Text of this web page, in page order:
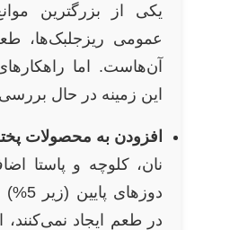
یکی از بزرگترین
عمومی ریزجلبک‌ها،
آن‌هاست. اما
این زمینه در حال
افزودن به محصولات
نان، کلوچه و پاستا
در طعم ایجاد